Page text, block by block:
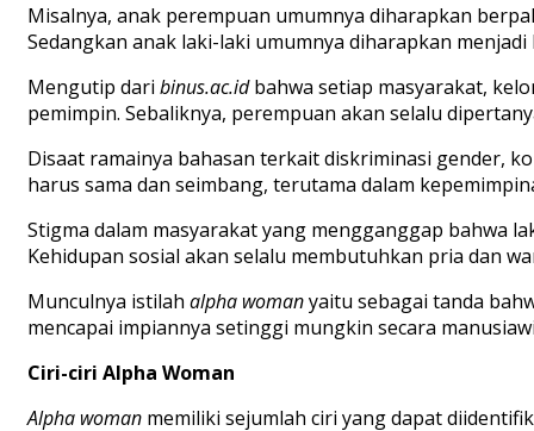
Misalnya, anak perempuan umumnya diharapkan
Sedangkan anak laki-laki umumnya diharapkan
Mengutip dari binus.ac.idbahwa setiap masyarakat,
pemimpin. Sebaliknya, perempuan akan selalu
Disaat ramainya bahasan terkait diskriminasi gender,
harus sama dan seimbang, terutama dalam
Stigma dalam masyarakat yang mengganggap bahwa
Kehidupan sosial akan selalu membutuhkan pria dan
Munculnya istilah alpha womanyaitu sebagai tanda
mencapai impiannya setinggi mungkin secara
Ciri-ciri Alpha Woman
Alpha woman memiliki sejumlah ciri yang dapat